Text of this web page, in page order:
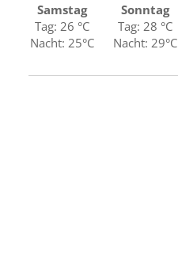
Samstag
Tag: 26 °C
Nacht: 25°C
Sonntag
Tag: 28 °C
Nacht: 29°C